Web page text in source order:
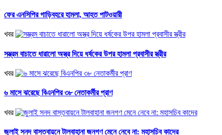
ফের এনসিপির গাড়িবহরে হামলা, আহত পাটওয়ারী
খবর
সম্ভ্রম বাচাতে ধারালো অস্ত্র দিয়ে ধর্ষকের উপর হামলা প্রবাসীর স্ত্রীর
খবর
৬ মাসে ঝরেছে বিএনপির ৩৮ নেতাকর্মীর প্রাণ
খবর
জুলাই সনদ বাস্তবায়নে টালবাহানা জনগণ মেনে নেবে না: মহাসচিব কাদের